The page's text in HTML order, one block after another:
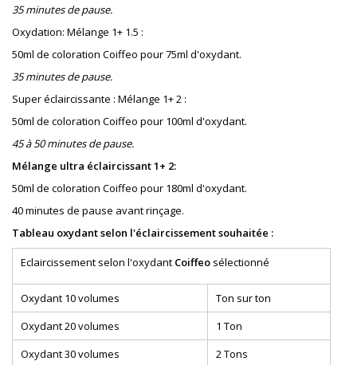
35 minutes de pause.
Oxydation: Mélange 1+ 1.5 :
50ml de coloration Coiffeo pour 75ml d'oxydant.
35 minutes de pause.
Super éclaircissante : Mélange 1+ 2 :
50ml de coloration Coiffeo pour 100ml d'oxydant.
45 à 50 minutes de pause.
Mélange ultra éclaircissant 1+ 2:
50ml de coloration Coiffeo pour 180ml d'oxydant.
40 minutes de pause avant rinçage.
Tableau oxydant selon l'éclaircissement souhaitée :
Eclaircissement selon l'oxydant Coiffeo sélectionné
Oxydant 10 volumes
Ton sur ton
Oxydant 20 volumes
1 Ton
Oxydant 30 volumes
2 Tons